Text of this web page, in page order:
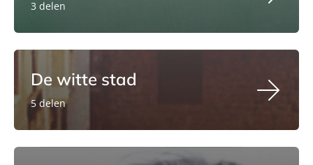
3 delen
De witte stad
5 delen